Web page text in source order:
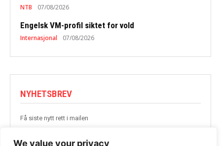
We value your privacy
NTB 07/08/2026
Engelsk VM-profil siktet for vold
Internasjonal 07/08/2026
NYHETSBREV
Få siste nytt rett i mailen